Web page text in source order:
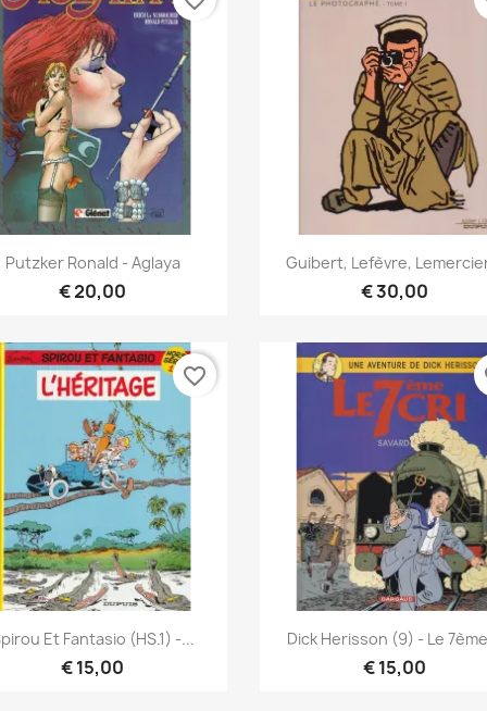
Vista rápida
Putzker Ronald - Aglaya
€ 20,00
Vista rápida
Guibert, Lefèvre,
€ 30,00
Vista rápida
Et Fantasio (HS.1) -...
€ 15,00
favorite_border
Vista rápida
Dick Herisson (9) - Le
€ 15,00